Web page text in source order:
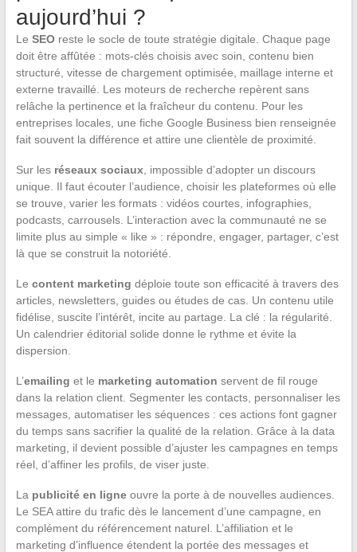
aujourd’hui ?
Le SEOreste le socle de toute stratégie digitale. Chaque page
doit être affûtée : mots-clés choisis avec soin, contenu bien
structuré, vitesse de chargement optimisée, maillage interne et
externe travaillé. Les moteurs de recherche repèrent sans
relâche la pertinence et la fraîcheur du contenu. Pour les
entreprises locales, une fiche Google Business bien renseignée
fait souvent la différence et attire une clientèle de proximité.
Sur les réseaux sociaux, impossible d’adopter un discours
unique. Il faut écouter l’audience, choisir les plateformes où elle
se trouve, varier les formats : vidéos courtes, infographies,
podcasts, carrousels. L’interaction avec la communauté ne se
limite plus au simple « like » : répondre, engager, partager, c’est
là que se construit la notoriété.
Le content marketing déploie toute son efficacité à travers des
articles, newsletters, guides ou études de cas. Un contenu utile
fidélise, suscite l’intérêt, incite au partage. La clé : la régularité.
Un calendrier éditorial solide donne le rythme et évite la
dispersion.
L’emailing et le marketing automation servent de fil rouge
dans la relation client. Segmenter les contacts, personnaliser les
messages, automatiser les séquences : ces actions font gagner
du temps sans sacrifier la qualité de la relation. Grâce à la data
marketing, il devient possible d’ajuster les campagnes en temps
réel, d’affiner les profils, de viser juste.
La publicité en ligneouvre la porte à de nouvelles audiences.
Le SEA attire du trafic dès le lancement d’une campagne, en
complément du référencement naturel. L’affiliation et le
marketing d’influence étendent la portée des messages et